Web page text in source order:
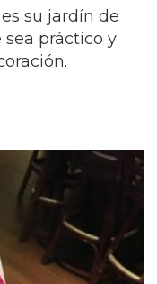
su jardín de
sea práctico y